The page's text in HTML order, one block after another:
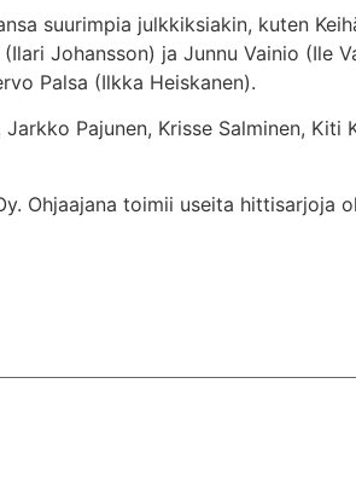
suurimpia julkkiksiakin, kuten
Johansson) ja Junnu Vainio (Ile
Palsa (Ilkka Heiskanen).
Pajunen, Krisse Salminen, Kiti
Ohjaajana toimii useita hittisarjoja